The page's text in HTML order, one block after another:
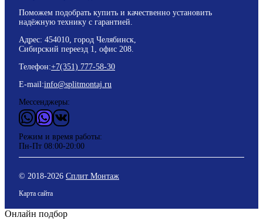
Поможем подобрать купить и качественно установить
надёжную технику с гарантией.
Адрес: 454010, город Челябинск,
Сибирский переезд 1, офис 208.
Телефон:+7(351) 777-58-30
E-mail:info@splitmontaj.ru
Мессенджеры:
WhatsApp
ViderВКонтакте
Режим и время работы:
Пн-Пт 08:00-20:00
© 2018-2026 Сплит Монтаж
Карта сайта
Онлайн подбор